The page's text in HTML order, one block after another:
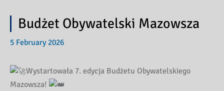
Budżet Obywatelski Mazowsza
5 February 2026
Wystartowała 7. edycja Budżetu Obywatelskiego
Mazowsza!